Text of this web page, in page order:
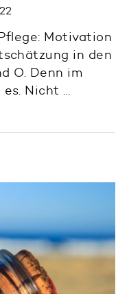
Motivation
in den
O. Denn im
Nicht …